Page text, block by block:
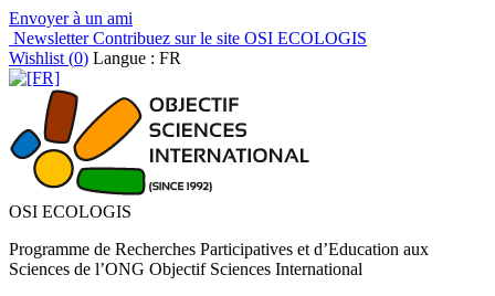
Envoyer à un ami
NewsletterContribuez sur le site OSI ECOLOGIS
Wishlist (0) Langue : FR
OSI ECOLOGIS
Programme de Recherches Participatives et d’Education aux
Sciences de l’ONG Objectif Sciences International